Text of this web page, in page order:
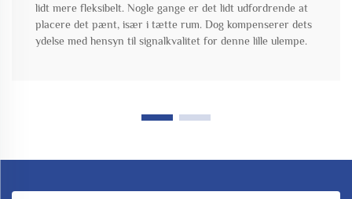
lidt mere fleksibelt. Nogle gange er det lidt udfordrende at
placere det pænt, især i tætte rum. Dog kompenserer dets
ydelse med hensyn til signalkvalitet for denne lille ulempe.